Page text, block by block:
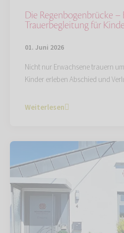
Die Regenbogenbrücke –
Trauerbegleitung für
01. Juni 2026
Nicht nur Erwachsene trauern
Kinder erleben Abschied und
Weiterlesen